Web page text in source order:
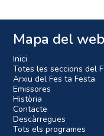
Mapa del web
Inici
Totes les seccions del
Arxiu del Fes ta Festa
Emissores
Història
Contacte
Descàrregues
Tots els programes